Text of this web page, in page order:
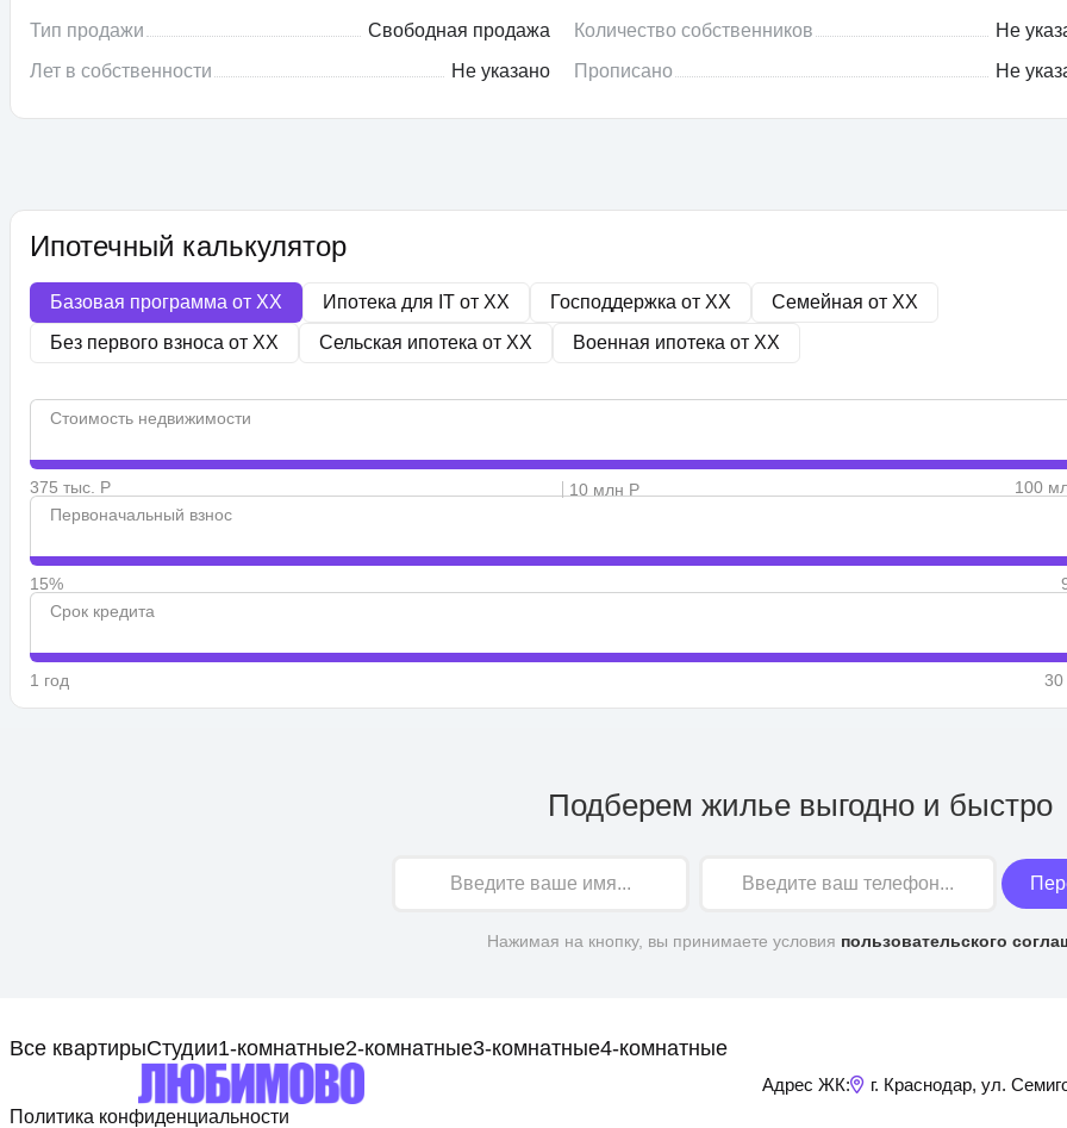
Тип продажи
Свободная продажа
Лет в собственности
Не указано
Количество собственников
Не
Прописано
Не
Ипотечный калькулятор
Базовая программа от XX Ипотека для IT от XX Господдержка от XX Семейная от XX
Без первого взноса от XX Сельская ипотека от XX Военная ипотека от XX
Стоимость недвижимости
375 тыс. Р 10 млн Р
100
Первоначальный взнос
15%
Срок кредита
1 год 30
Подберем жилье выгодно и быстро
Нажимая на кнопку, вы принимаете условия пользовательского
Все квартирыСтудии1-комнатные2-комнатные3-комнатные4-комнатные
Адрес ЖК:
г. Краснодар, ул.
Политика конфиденциальности